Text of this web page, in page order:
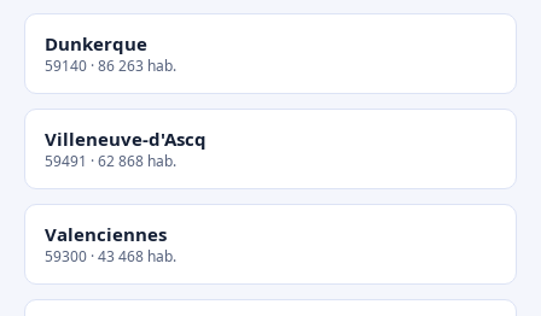
Dunkerque
59140 · 86 263 hab.
Villeneuve-d'Ascq
59491 · 62 868 hab.
Valenciennes
59300 · 43 468 hab.